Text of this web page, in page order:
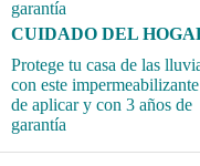
CUIDADO DEL
Protege tu casa de las
con este
de aplicar y con 3 años de
garantía